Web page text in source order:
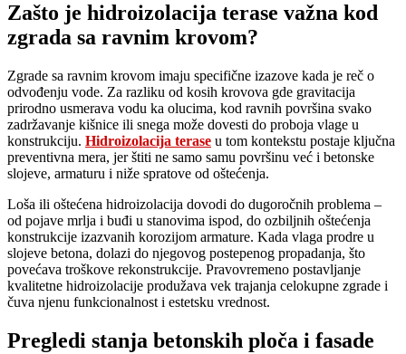
Zašto je hidroizolacija terase važna kod
zgrada sa ravnim krovom?
Zgrade sa ravnim krovom imaju specifične izazove kada je reč o
odvođenju vode. Za razliku od kosih krovova gde gravitacija
prirodno usmerava vodu ka olucima, kod ravnih površina svako
zadržavanje kišnice ili snega može dovesti do proboja vlage u
konstrukciju. Hidroizolacija terase u tom kontekstu postaje ključna
preventivna mera, jer štiti ne samo samu površinu već i betonske
slojeve, armaturu i niže spratove od oštećenja.
Loša ili oštećena hidroizolacija dovodi do dugoročnih problema –
od pojave mrlja i buđi u stanovima ispod, do ozbiljnih oštećenja
konstrukcije izazvanih korozijom armature. Kada vlaga prodre u
slojeve betona, dolazi do njegovog postepenog propadanja, što
povećava troškove rekonstrukcije. Pravovremeno postavljanje
kvalitetne hidroizolacije produžava vek trajanja celokupne zgrade i
čuva njenu funkcionalnost i estetsku vrednost.
Pregledi stanja betonskih ploča i fasade